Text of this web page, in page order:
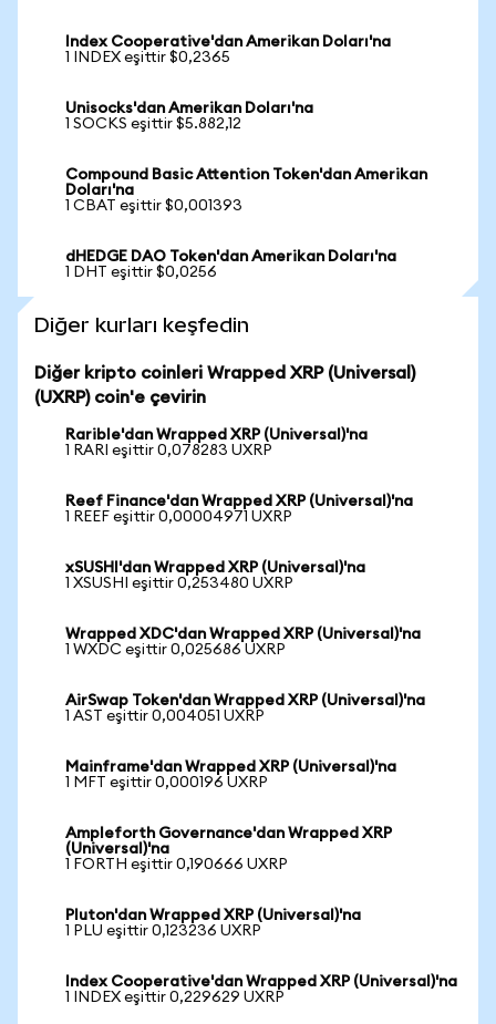
Index Cooperative'dan Amerikan Doları'na
1 INDEX eşittir $0,2365
Unisocks'dan Amerikan Doları'na
1 SOCKS eşittir $5.882,12
Compound Basic Attention Token'dan Amerikan
Doları'na
1 CBAT eşittir $0,001393
dHEDGE DAO Token'dan Amerikan Doları'na
1 DHT eşittir $0,0256
Diğer kurları keşfedin
Diğer kripto coinleri Wrapped XRP (Universal)
(UXRP) coin'e çevirin
Rarible'dan Wrapped XRP (Universal)'na
1 RARI eşittir 0,078283 UXRP
Reef Finance'dan Wrapped XRP (Universal)'na
1 REEF eşittir 0,00004971 UXRP
xSUSHI'dan Wrapped XRP (Universal)'na
1 XSUSHI eşittir 0,253480 UXRP
Wrapped XDC'dan Wrapped XRP (Universal)'na
1 WXDC eşittir 0,025686 UXRP
AirSwap Token'dan Wrapped XRP (Universal)'na
1 AST eşittir 0,004051 UXRP
Mainframe'dan Wrapped XRP (Universal)'na
1 MFT eşittir 0,000196 UXRP
Ampleforth Governance'dan Wrapped XRP
(Universal)'na
1 FORTH eşittir 0,190666 UXRP
Pluton'dan Wrapped XRP (Universal)'na
1 PLU eşittir 0,123236 UXRP
Index Cooperative'dan Wrapped XRP (Universal)'na
1 INDEX eşittir 0,229629 UXRP